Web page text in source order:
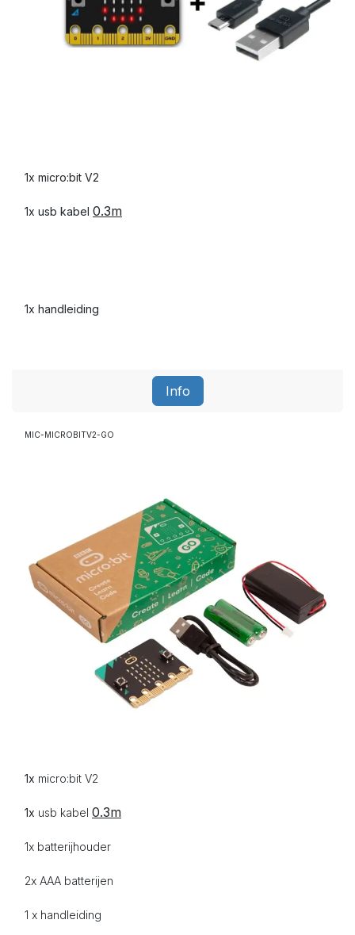
1x micro:bit V2
1x usb kabel 0.3m
1x handleiding
Info
MIC-MICROBITV2-GO
1x micro:bit V2
1x usb kabel 0.3m
1x batterijhouder
2x AAA batterijen
1 x handleiding